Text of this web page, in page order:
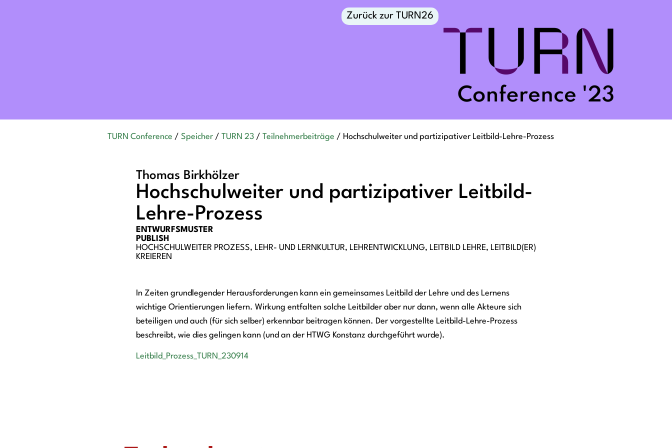
Zurück zur TURN26
TURN Conference /Speicher /TURN 23 /Teilnehmerbeiträge / Hochschulweiter und partizipativer Leitbild-Lehre-Prozess
Thomas Birkhölzer
Hochschulweiter und partizipativer Leitbild-
Lehre-Prozess
ENTWURFSMUSTER
PUBLISH
HOCHSCHULWEITER PROZESS, LEHR- UND LERNKULTUR, LEHRENTWICKLUNG, LEITBILD LEHRE, LEITBILD(ER)
KREIEREN
In Zeiten grundlegender Herausforderungen kann ein gemeinsames Leitbild der Lehre und des Lernens
wichtige Orientierungen liefern. Wirkung entfalten solche Leitbilder aber nur dann, wenn alle Akteure sich
beteiligen und auch (für sich selber) erkennbar beitragen können. Der vorgestellte Leitbild-Lehre-Prozess
beschreibt, wie dies gelingen kann (und an der HTWG Konstanz durchgeführt wurde).
Leitbild_Prozess_TURN_230914